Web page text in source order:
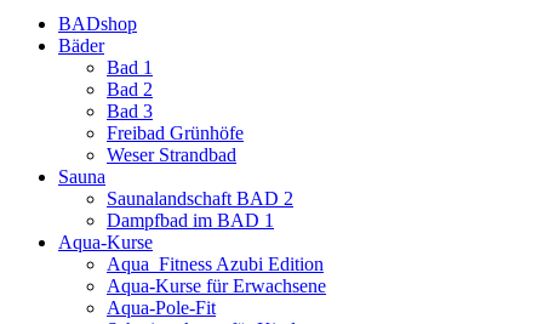
BADshop
Bäder
Bad 1
Bad 2
Bad 3
Freibad Grünhöfe
Weser Strandbad
Sauna
Saunalandschaft BAD 2
Dampfbad im BAD 1
Aqua-Kurse
Aqua_Fitness Azubi Edition
Aqua-Kurse für Erwachsene
Aqua-Pole-Fit